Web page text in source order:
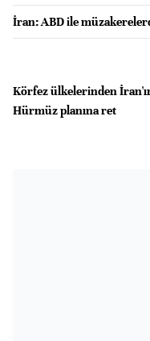
İran: ABD ile
Körfez ülkelerinden
Hürmüz planına ret